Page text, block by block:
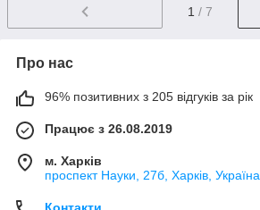
1 / 7
Про нас
96% позитивних з 205 відгуків за рік
Працює з 26.08.2019
м. Харків
проспект Науки, 27б, Харків, Україна